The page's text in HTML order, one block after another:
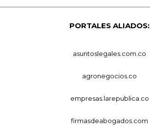
PORTALES ALIADOS:
asuntoslegales.com.co
agronegocios.co
empresas.larepublica.co
firmasdeabogados.com